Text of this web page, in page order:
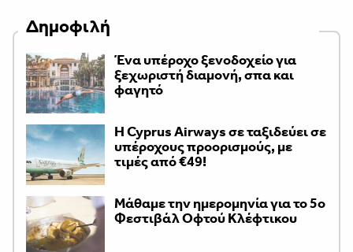
Δημοφιλή
Ένα υπέροχο ξενοδοχείο για
ξεχωριστή διαμονή, σπα και
φαγητό
H Cyprus Airways σε ταξιδεύει σε
υπέροχους προορισμούς, με
τιμές από €49!
Μάθαμε την ημερομηνία για το 5ο
Φεστιβάλ Οφτού Κλέφτικου